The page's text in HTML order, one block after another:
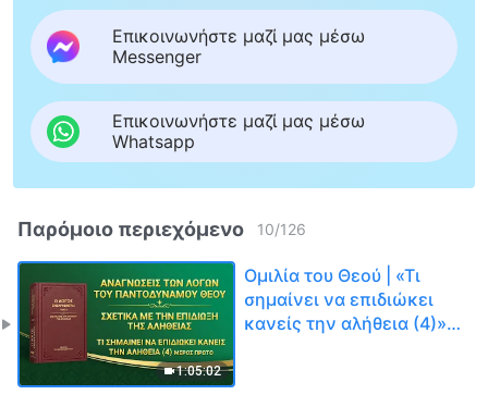
Επικοινωνήστε μαζί μας μέσω
Messenger
Επικοινωνήστε μαζί μας μέσω
Whatsapp
Παρόμοιο περιεχόμενο 10/126
1:05:02
Ομιλία του Θεού | «Τι
σημαίνει να επιδιώκει
κανείς την αλήθεια (4)»